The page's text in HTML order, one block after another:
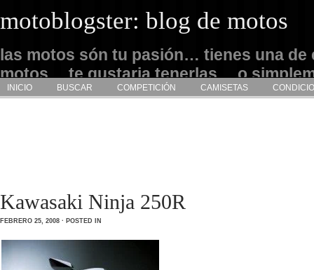
motoblogster: blog de motos
las motos són tu pasión… tienes una de
motos… te gustaria tenerlas… o
admirarlas… este es tu sitio
INICIO BUSCAR COMPETICIÓN CAMISETAS
Kawasaki Ninja 250R
FEBRERO 25, 2008 · POSTED IN